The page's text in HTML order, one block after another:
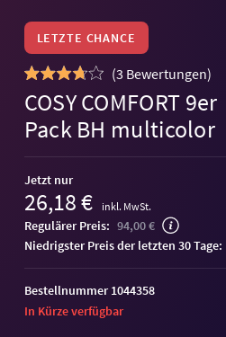
LETZTE CHANCE
(3 Bewertungen)
COSY COMFORT 9er
Pack BH multicolor
Jetzt nur
26,18 € inkl. MwSt.
Regulärer Preis: 94,00 €
niedrigster Preis der letzten 30 Tage:
Bestellnummer 1044358
In Kürze verfügbar